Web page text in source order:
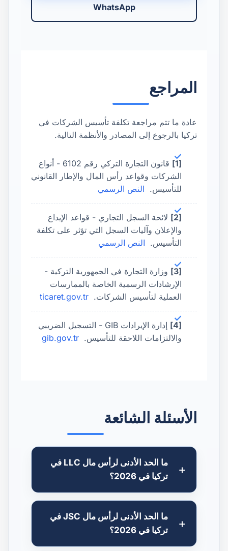
WhatsApp
المراجع
عادة ما تتم مراجعة تكلفة تأسيس الشركات في
تركيا بالرجوع إلى المصادر والأنظمة التالية.
[1]
قانون التجارة التركي رقم 6102 - أنواع
الشركات وقواعد رأس المال والإطار القانوني
للتأسيس. النص الرسمي
[2]
لائحة السجل التجاري - قواعد الإيداع
والإعلان وآليات السجل التي تؤثر على تكلفة
التأسيس. النص الرسمي
[3]
وزارة التجارة في الجمهورية التركية -
الإرشادات الرسمية الخاصة بالممارسات
العملية لتأسيس الشركات. ticaret.gov.tr
[4]
إدارة الإيرادات GIB - التسجيل الضريبي
والالتزامات اللاحقة للتأسيس. gib.gov.tr
الأسئلة الشائعة
ما الحد الأدنى لرأس مال LLC في
تركيا في 2026؟
ما الحد الأدنى لرأس مال JSC في
تركيا في 2026؟